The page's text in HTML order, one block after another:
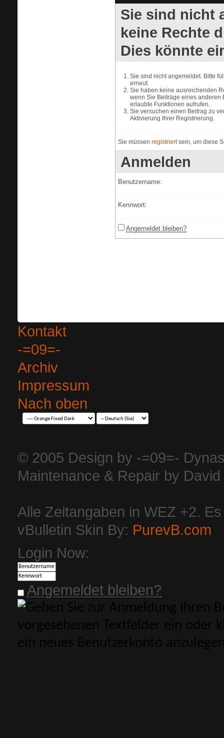
Sie sind nicht
keine Rechte
Dies könnte
Sie sind nicht angemeldet. Bitte
erneut.
Sie haben keine ausreichenden
wenn Sie Beiträge eines anderen
erlaubte Funktionen aufrufen.
Sie versuchen einen Beitrag zu
Aktivierung Ihrer Registrierung.
Sie müssen registriertsein, um diese
Anmelden
Benutzername:
Kennwort:
Angemeldet bleiben?
Kontakt
-=09=-
Archiv
Impressum
Nach oben
© 2005 Design by -=09=-
Maintenance & Repair by
Alle Zeitangaben in WEZ +2.
vBulletin Skin By: PurevB.com
Login Now:
Angemeldet bleiben?